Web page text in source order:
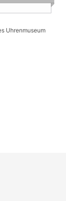
Uhrenmuseum